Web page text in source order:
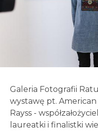
Galeria Fotografii
wystawę pt.
Rayss -
laureatki i finalistki